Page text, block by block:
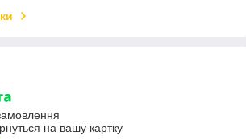
на вашу картку